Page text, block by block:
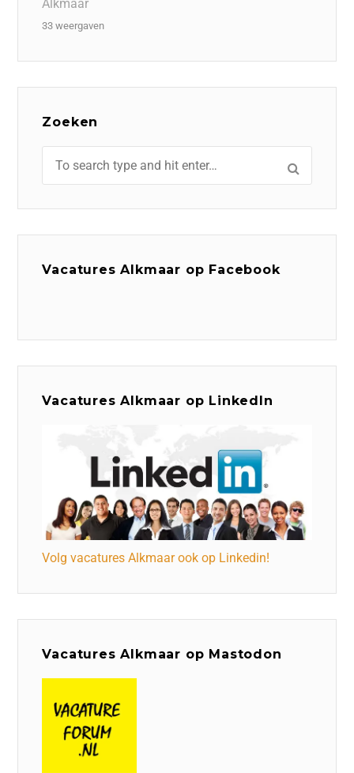
Alkmaar
33 weergaven
Zoeken
Vacatures Alkmaar op Facebook
Vacatures Alkmaar op LinkedIn
Volg vacatures Alkmaar ook op Linkedin!
Vacatures Alkmaar op Mastodon